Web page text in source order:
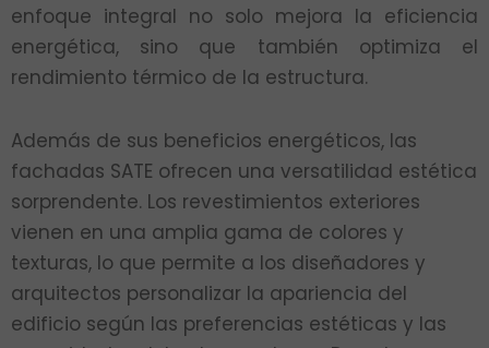
enfoque integral no solo mejora la eficiencia
energética, sino que también optimiza el
rendimiento térmico de la estructura.
Además de sus beneficios energéticos, las
fachadas SATE ofrecen una versatilidad estética
sorprendente. Los revestimientos exteriores
vienen en una amplia gama de colores y
texturas, lo que permite a los diseñadores y
arquitectos personalizar la apariencia del
edificio según las preferencias estéticas y las